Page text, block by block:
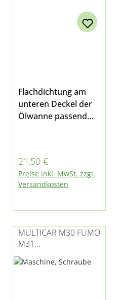
Flachdichtung am
unteren Deckel der
Ölwanne passend
Fumo E4, E5 und
Hydrostat sowie
Multicar M31
Regulärer Preis:
21,50 €
Preise inkl. MwSt. zzgl.
Versandkosten
MULTICAR M30 FUMO
M31
VERSCHLUSSSTOPFEN
(ÖLWANNE)